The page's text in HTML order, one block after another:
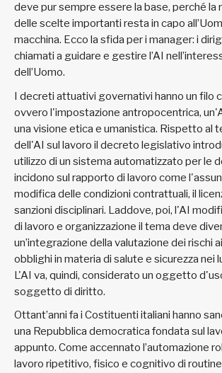
deve pur sempre essere la base, perché la
delle scelte importanti resta in capo
macchina. Ecco la sfida per i manager: i
chiamati a guidare e gestire l’AI
dell’Uomo.
I decreti attuativi governativi hanno un filo
ovvero l'impostazione antropocentrica,
una visione etica e umanistica. Rispetto al
dell'AI sul lavoro il decreto legislativo
utilizzo di un sistema automatizzato per le
incidono sul rapporto di lavoro come
modifica delle condizioni contrattuali, il
sanzioni disciplinari. Laddove, poi, l'AI
di lavoro e organizzazione il tema deve
un’integrazione della valutazione dei rischi
obblighi in materia di salute e sicurezza nei
L'AI va, quindi, considerato un oggetto
soggetto di diritto.
Ottant’anni fa i Costituenti italiani hanno
una Repubblica democratica fondata sul
appunto. Come accennato l’automazione
lavoro ripetitivo, fisico e cognitivo di